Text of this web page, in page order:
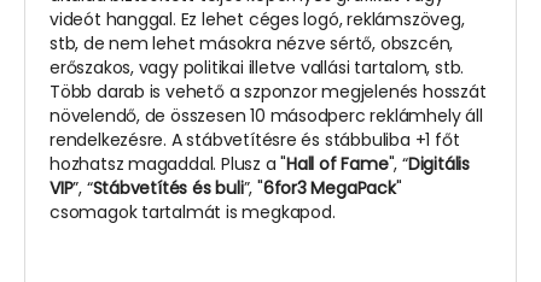
videót hanggal. Ez lehet céges logó, reklámszöveg,
stb, de nem lehet másokra nézve sértő, obszcén,
erőszakos, vagy politikai illetve vallási tartalom, stb.
Több darab is vehető a szponzor megjelenés hosszát
növelendő, de összesen 10 másodperc reklámhely áll
rendelkezésre. A stábvetítésre és stábbuliba +1 főt
hozhatsz magaddal. Plusz a "Hall of Fame", “Digitális
VIP”, “Stábvetítés és buli”, "6for3 MegaPack"
csomagok tartalmát is megkapod.